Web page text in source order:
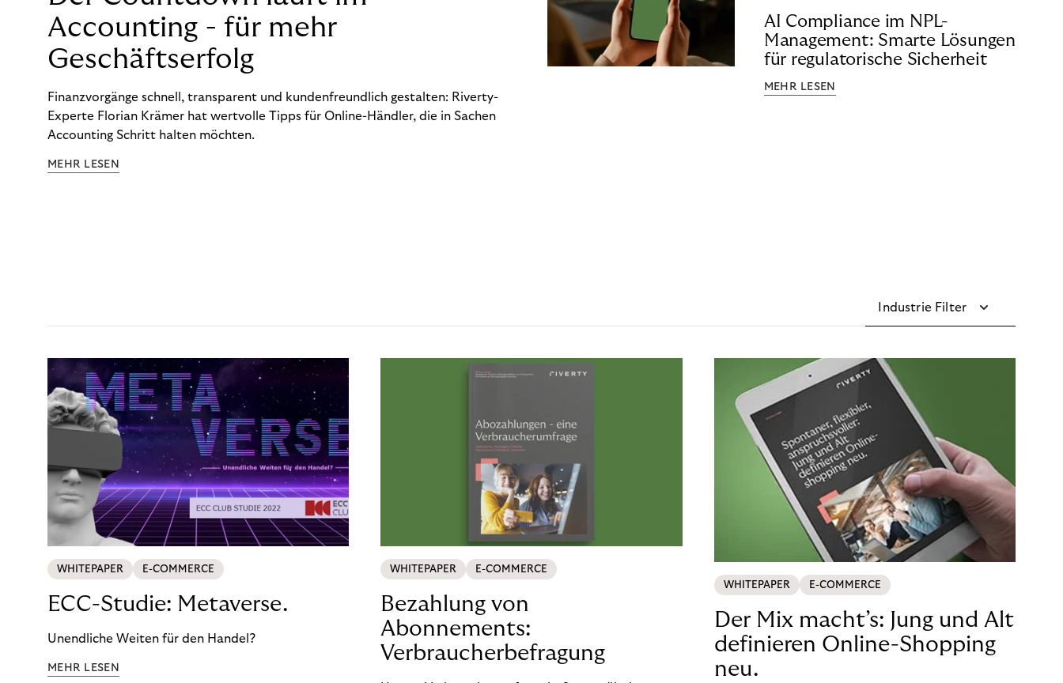
Accounting - für mehr
Geschäftserfolg
Finanzvorgänge schnell, transparent und kundenfreundlich gestalten: Riverty-
Experte Florian Krämer hat wertvolle Tipps für Online-Händler, die in Sachen
Accounting Schritt halten möchten.
MEHR LESEN
AI Compliance im NPL-
Management: Smarte Lösungen
für regulatorische Sicherheit
MEHR LESEN
Industrie Filter
WHITEPAPER E-COMMERCE
ECC-Studie: Metaverse.
Unendliche Weiten für den Handel?
MEHR LESEN
WHITEPAPER E-COMMERCE
Bezahlung von
Abonnements:
Verbraucherbefragung
WHITEPAPER E-COMMERCE
Der Mix macht’s: Jung und Alt
definieren Online-Shopping
neu.